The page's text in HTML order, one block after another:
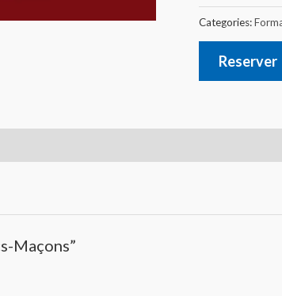
Categories:
Reserver
Maçons”